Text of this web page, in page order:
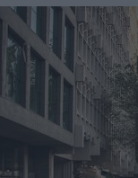
FABRA COMUNICACIÓN
LOPESAN HOTELS &
LUIS ARQUILLOS (BURGO
‘EL PARAÍSO MÁS CERCA’,